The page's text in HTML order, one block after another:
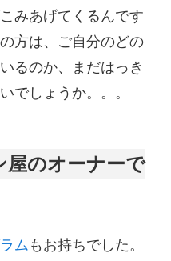
みあげてくるんです
方は、ご自分のどの
るのか、まだはっき
でしょうか。。。
屋のオーナーで
ムもお持ちでした。